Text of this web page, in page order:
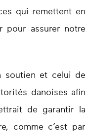
qui remettent en
pour assurer notre
soutien et celui de
danoises afin
de garantir la
comme c’est par